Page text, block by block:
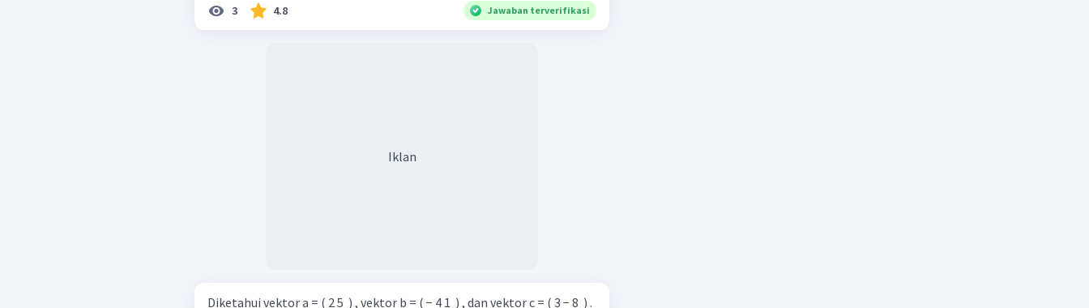
3 4.8 Jawaban terverifikasi
Iklan
Diketahui vektor a = ( 2 5 ​ ) , vektor b = ( − 4 1 ​ ) , dan vektor c = ( 3 − 8 ​ ) .